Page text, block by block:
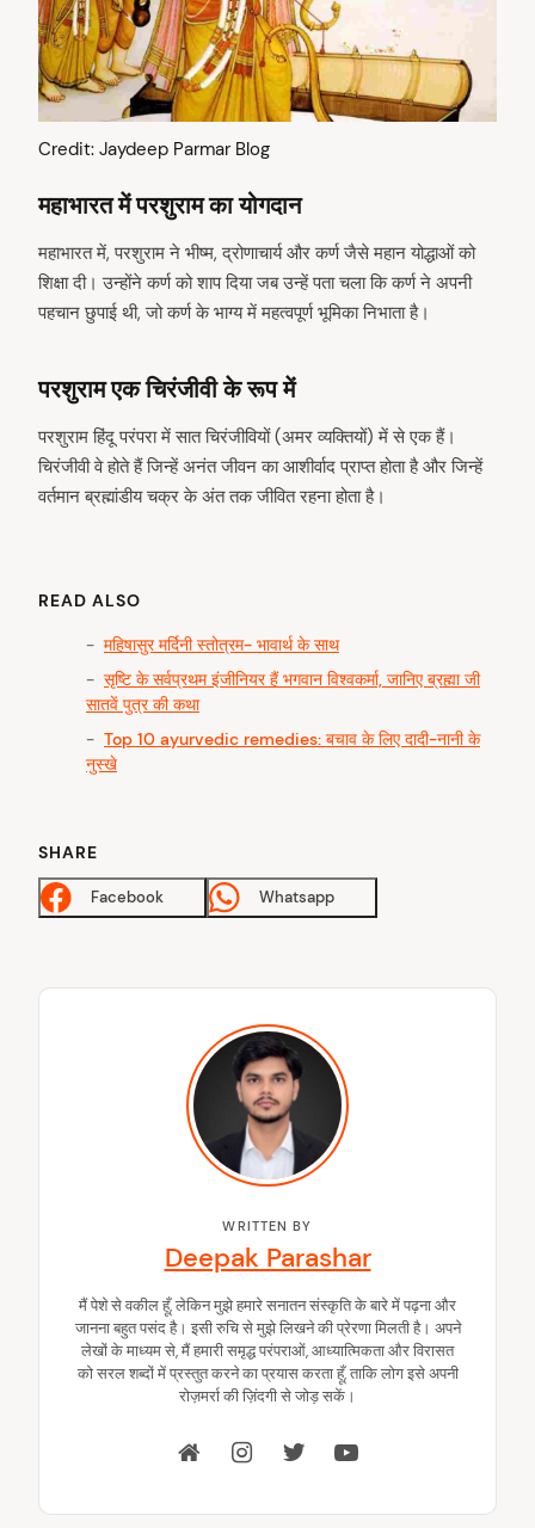
Credit: Jaydeep Parmar Blog
महाभारत में परशुराम का योगदान
महाभारत में, परशुराम ने भीष्म, द्रोणाचार्य और कर्ण जैसे महान योद्धाओं को
शिक्षा दी। उन्होंने कर्ण को शाप दिया जब उन्हें पता चला कि कर्ण ने अपनी
पहचान छुपाई थी, जो कर्ण के भाग्य में महत्वपूर्ण भूमिका निभाता है।
परशुराम एक चिरंजीवी के रूप में
परशुराम हिंदू परंपरा में सात चिरंजीवियों (अमर व्यक्तियों) में से एक हैं।
चिरंजीवी वे होते हैं जिन्हें अनंत जीवन का आशीर्वाद प्राप्त होता है और जिन्हें
वर्तमान ब्रह्मांडीय चक्र के अंत तक जीवित रहना होता है।
READ ALSO
महिषासुर मर्दिनी स्तोत्रम- भावार्थ के साथ
सृष्टि के सर्वप्रथम इंजीनियर हैं भगवान विश्वकर्मा, जानिए ब्रह्मा जी
सातवें पुत्र की कथा
Top 10 ayurvedic remedies: बचाव के लिए दादी-नानी के
नुस्खे
SHARE
Facebook Whatsapp
WRITTEN BY
Deepak Parashar
मैं पेशे से वकील हूँ, लेकिन मुझे हमारे सनातन संस्कृति के बारे में पढ़ना और
जानना बहुत पसंद है। इसी रुचि से मुझे लिखने की प्रेरणा मिलती है। अपने
लेखों के माध्यम से, मैं हमारी समृद्ध परंपराओं, आध्यात्मिकता और विरासत
को सरल शब्दों में प्रस्तुत करने का प्रयास करता हूँ, ताकि लोग इसे अपनी
रोज़मर्रा की ज़िंदगी से जोड़ सकें।